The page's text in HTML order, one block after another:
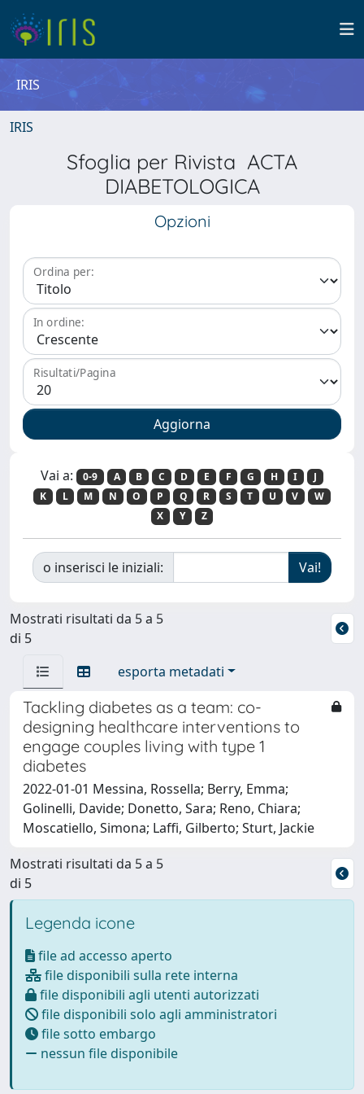
IRIS
IRIS
Sfoglia per Rivista ACTA
DIABETOLOGICA
Opzioni
Ordina per:
In ordine:
Risultati/Pagina
Vai a: 0-9 A B C D E F G H I
J
K
L M N O P Q R S T U V
W
X
Y Z
o inserisci le iniziali:
Mostrati risultati da 5 a 5
di 5
esporta metadati
Tackling diabetes as a team: co-
designing healthcare interventions to
engage couples living with type 1
diabetes
2022-01-01 Messina, Rossella; Berry, Emma;
Golinelli, Davide; Donetto, Sara; Reno, Chiara;
Moscatiello, Simona; Laffi, Gilberto; Sturt, Jackie
Mostrati risultati da 5 a 5
di 5
Legenda icone
file ad accesso aperto
file disponibili sulla rete interna
file disponibili agli utenti autorizzati
file disponibili solo agli amministratori
file sotto embargo
nessun file disponibile